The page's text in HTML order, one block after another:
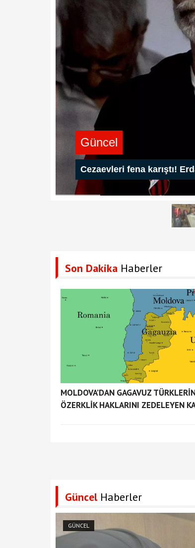
Güncel
Cezaevleri fena karıştı!
Son Dakika Haberler
MOLDOVA’DAN GAGAVUZ
ÖZERKLİK HAKLARINI ZEDELEYEN
GüncelHaberler
GÜNCEL